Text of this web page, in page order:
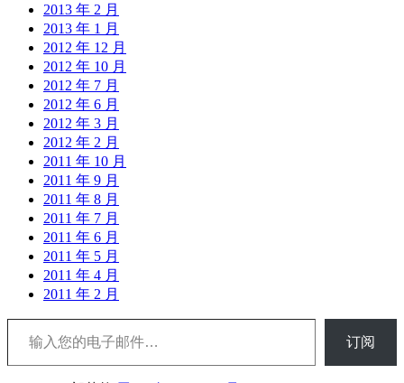
2013 年 2 月
2013 年 1 月
2012 年 12 月
2012 年 10 月
2012 年 7 月
2012 年 6 月
2012 年 3 月
2012 年 2 月
2011 年 10 月
2011 年 9 月
2011 年 8 月
2011 年 7 月
2011 年 6 月
2011 年 5 月
2011 年 4 月
2011 年 2 月
输入您的电子邮件…
订阅